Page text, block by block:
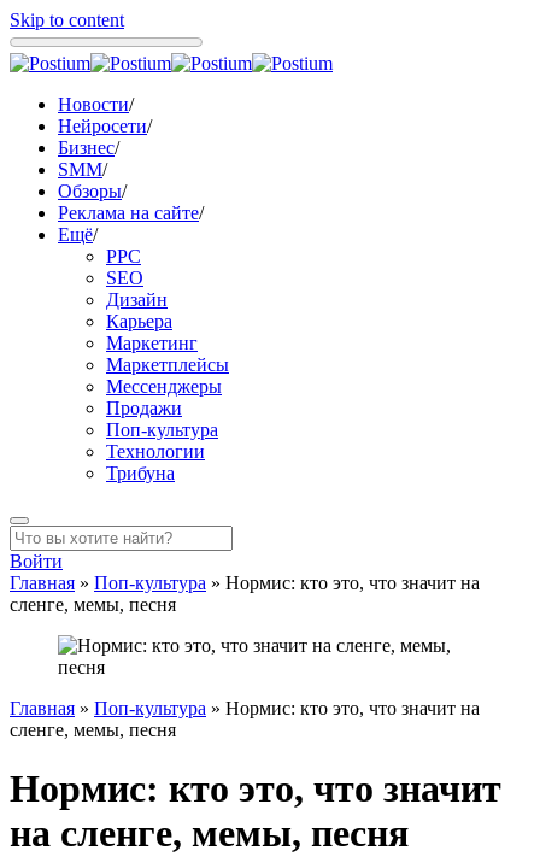
Skip to content
Новости/
Нейросети/
Бизнес/
SMM/
Обзоры/
Реклама на сайте/
Ещё/
PPC
SEO
Дизайн
Карьера
Маркетинг
Маркетплейсы
Мессенджеры
Продажи
Поп-культура
Технологии
Трибуна
Войти
Главная » Поп-культура » Нормис: кто это, что значит на
сленге, мемы, песня
Главная » Поп-культура » Нормис: кто это, что значит на
сленге, мемы, песня
Нормис: кто это, что значит
на сленге, мемы, песня